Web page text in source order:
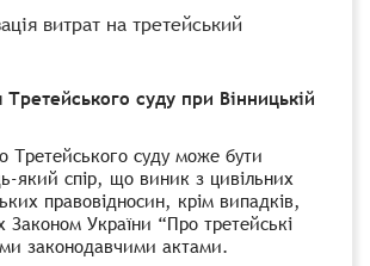
витрат на третейський
суду при Вінницькій
Третейського суду може бути
який спір, що виник з цивільних
правовідносин, крім випадків,
Законом України “Про третейські
законодавчими актами.